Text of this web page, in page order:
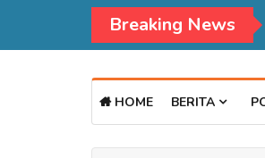
Breaking News
HOME BERITA